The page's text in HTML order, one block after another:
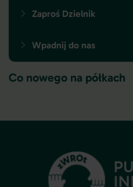
Zaproś Dzielnik
Wpadnij do nas
Co nowego na półkach